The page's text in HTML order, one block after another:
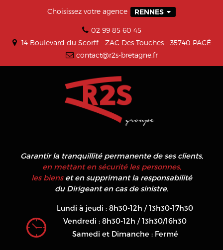
Choisissez votre agence RENNES
02 99 85 60 45
14 Boulevard du Scorff - ZAC Des Touches - 35740 PACÉ
contact@r2s-bretagne.fr
Garantir la tranquillité permanente de ses clients,
en mettant en sécurité les personnes,
les bienset en supprimant la responsabilité
du Dirigeant en cas de sinistre.
Lundi à jeudi : 8h30-12h / 13h30-17h30
Vendredi : 8h30-12h / 13h30/16h30
Samedi et Dimanche : Fermé